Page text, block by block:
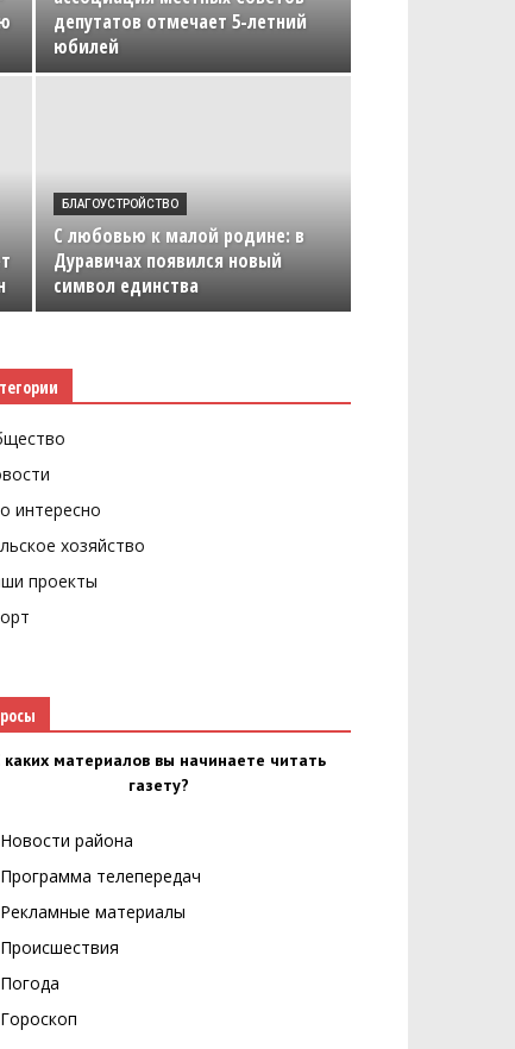
депутатов отмечает 5-летний
юбилей
БЛАГОУСТРОЙСТВО
С любовью к малой родине: в
Дуравичах появился новый
символ единства
интересно
хозяйство
проекты
каких материалов вы начинаете читать
газету?
Новости района
Программа телепередач
Рекламные материалы
Происшествия
Погода
Гороскоп